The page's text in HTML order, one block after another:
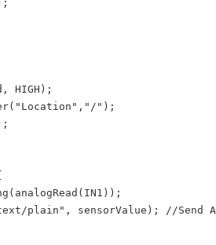
");
plain", sensorValue); //Send